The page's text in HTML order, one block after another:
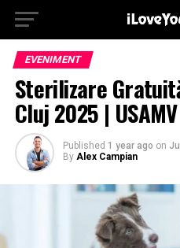
EVENIMENT
Sterilizare
Cluj 2025 |
Published 1 year ago on
By Alex Campian